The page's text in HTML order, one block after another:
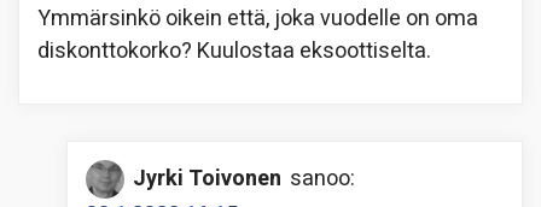
Ymmärsinkö oikein että, joka vuodelle on oma
diskonttokorko? Kuulostaa eksoottiselta.
Jyrki Toivonen sanoo: